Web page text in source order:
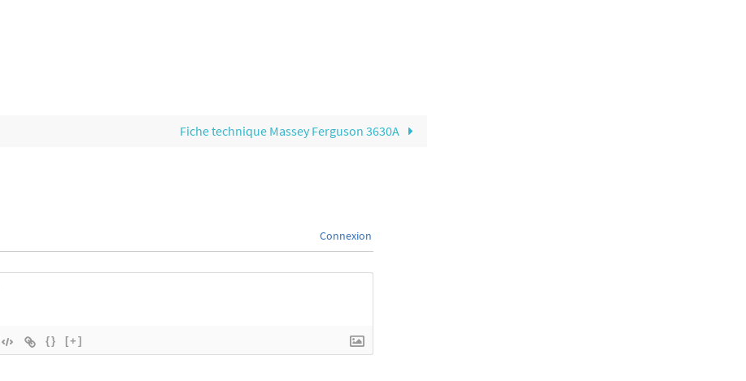
Fiche technique Massey Ferguson 3630A
Connexion
{} [+]